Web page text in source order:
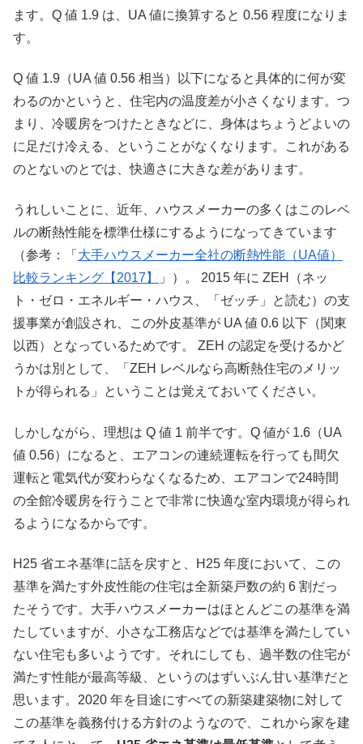
ます。Q 値 1.9 は、UA 値に換算すると 0.56 程度になりま
す。
Q 値 1.9（UA 値 0.56 相当）以下になると具体的に何が変
わるのかというと、住宅内の温度差が小さくなります。つ
まり、冷暖房をつけたときなどに、身体はちょうどよいの
に足だけ冷える、ということがなくなります。これがある
のとないのとでは、快適さに大きな差があります。
うれしいことに、近年、ハウスメーカーの多くはこのレベ
ルの断熱性能を標準仕様にするようになってきています
（参考：「 大手ハウスメーカー全社の断熱性能（UA値）
比較ランキング【2017】
」）。 2015 年に ZEH（ネッ
ト・ゼロ・エネルギー・ハウス、「ゼッチ」と読む）の支
援事業が創設され、この外皮基準が UA 値 0.6 以下（関東
以西）となっているためです。 ZEH の認定を受けるかど
うかは別として、「ZEH レベルなら高断熱住宅のメリッ
トが得られる」ということは覚えておいてください。
しかしながら、理想は Q 値 1 前半です。Q 値が 1.6（UA
値 0.56）になると、エアコンの連続運転を行っても間欠
運転と電気代が変わらなくなるため、エアコンで24時間
の全館冷暖房を行うことで非常に快適な室内環境が得られ
るようになるからです。
H25 省エネ基準に話を戻すと、H25 年度において、この
基準を満たす外皮性能の住宅は全新築戸数の約 6 割だっ
たそうです。大手ハウスメーカーはほとんどこの基準を満
たしていますが、小さな工務店などでは基準を満たしてい
ない住宅も多いようです。それにしても、過半数の住宅が
満たす性能が最高等級、というのはずいぶん甘い基準だと
思います。2020 年を目途にすべての新築建築物に対して
この基準を義務付ける方針のようなので、これから家を建